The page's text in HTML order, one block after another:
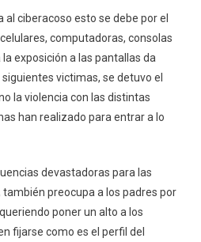
ciberacoso esto se debe por el
computadoras, consolas
exposición a las pantallas da
victimas, se detuvo el
la violencia con las distintas
han realizado para entrar a lo
devastadoras para las
preocupa a los padres por
poner un alto a los
fijarse como es el perfil del